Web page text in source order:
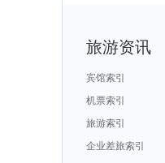
旅游资讯
宾馆索引
机票索引
旅游索引
企业差旅索引